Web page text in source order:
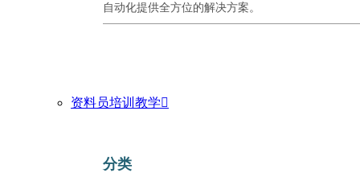
自动化提供全方位的解决方案。
资料员培训教学
分类